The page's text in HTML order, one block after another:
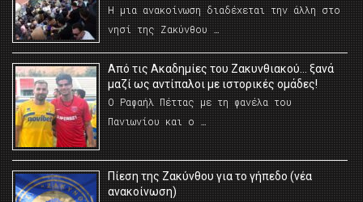
Η μια ανακοίνωση διαδέχεται την άλλη στο
νησί της Ζακύνθου …
Από τις Ακαδημίες του Ζακυνθιακού… ξανά
μαζί ως αντίπαλοι με ιστορικές ομάδες!
Ο Ραφαήλ Πέττας με τη φανέλα του
Πανιωνίου και ο …
Πίεση της Ζακύνθου για το γήπεδο (νέα
ανακοίνωση)